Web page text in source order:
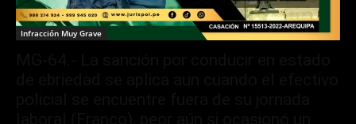
Infracción Muy Grave